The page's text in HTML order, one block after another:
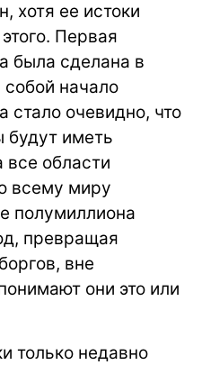
хотя ее истоки
Первая
была сделана в
начало
стало очевидно, что
будут иметь
все области
всему миру
полумиллиона
превращая
вне
они это или
только недавно